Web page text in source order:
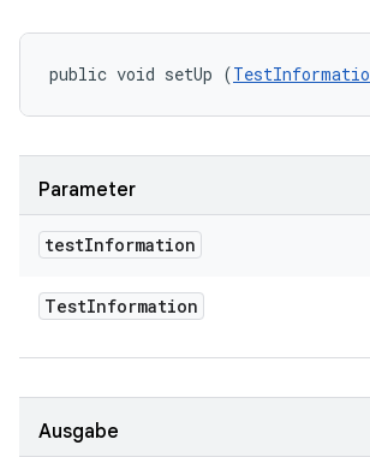
public void setUp (
Parameter
testInformation
TestInformation
Ausgabe